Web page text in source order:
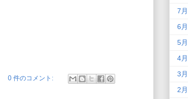
0 件のコメント:
7
6
5
4
3
2